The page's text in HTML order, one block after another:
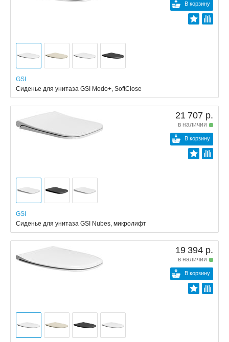
В корзину
GSI
Сиденье для унитаза GSI Modo+, SoftClose
21 707 р.
в наличии
В корзину
GSI
Сиденье для унитаза GSI Nubes, микролифт
19 394 р.
в наличии
В корзину